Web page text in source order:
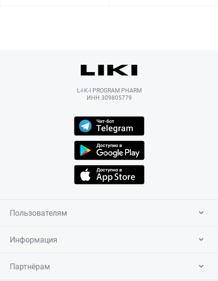
L-I-K-I PROGRAM PHARM
ИНН 309805779
Пользователям
Информация
Партнёрам